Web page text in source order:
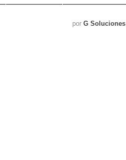
por G Soluciones